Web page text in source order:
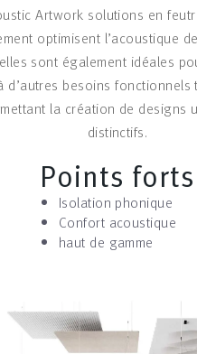
Artwork solutions en
optimisent l’acoustique
sont également idéales
d’autres besoins fonctionnels
la création de designs
distinctifs.
Points forts
Isolation phonique
Confort acoustique
haut de gamme